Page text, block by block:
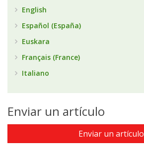
English
Español (España)
Euskara
Français (France)
Italiano
Enviar un artículo
Enviar un artículo